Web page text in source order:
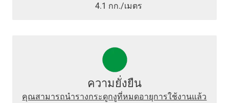
4.1 กก./เมตร
ความยั่งยืน
คุณสามารถนำรางกระดูกงูที่หมดอายุการใช้งานแล้ว